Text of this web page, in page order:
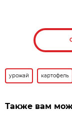
урожай картофель
Также вам